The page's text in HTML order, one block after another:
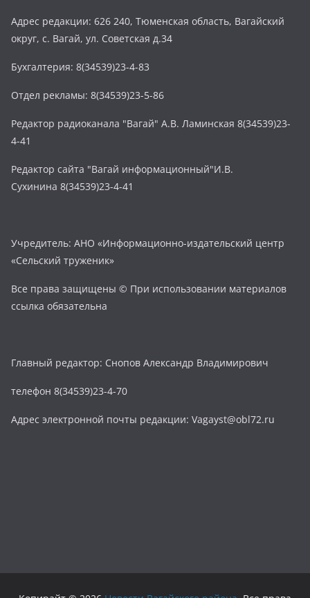
Адрес редакции: 626 240, Тюменская область, Вагайский
округ, с. Вагай, ул. Советская д.34
Бухгалтерия: 8(34539)23-4-83
Отдел рекламы: 8(34539)23-5-86
Редактор радиоканала "Вагай" А.В. Ламинская 8(34539)23-
4-41
Редактор сайта "Вагай информационный"И.В.
Сухинина 8(34539)23-4-41
Учредитель: АНО «Информационно-издательский центр
«Сельский труженик»
Все права защищены © При использовании материалов
ссылка обязательна
Главный редактор: Снопов Александр Владимирович
телефон 8(34539)23-4-70
Адрес электронной почты редакции: Vagayst@obl72.ru